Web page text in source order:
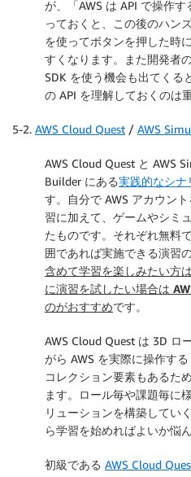
が、「AWS は API で操作
っておくと、この後のハン
を使ってボタンを押した時
すくなります。また開発者
SDK を使う機会も出てくる
の API を理解しておくのは
5-2. AWS Cloud Quest / AWS
AWS Cloud Quest と AWS
Builder にある実践的なシナ
す。自分で AWS アカウン
習に加えて、ゲームやシミ
たものです。それぞれ無料
囲であれば実施できる演習
含めて学習を楽しみたい方
に演習を試したい場合は
のがおすすめです。
AWS Cloud Quest は 3D ロ
がら AWS を実際に操作す
コレクション要素もあるた
ます。ロール毎や課題毎に
リューションを構築してい
ら学習を始めればよいか悩
初級である AWS Cloud